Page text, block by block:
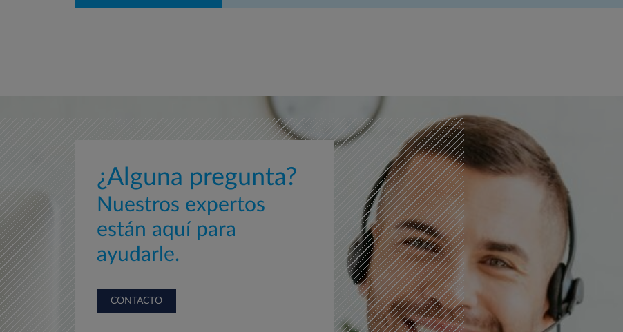
¿Alguna pregunta?
Nuestros expertos
están aquí para
ayudarle.
CONTACTO